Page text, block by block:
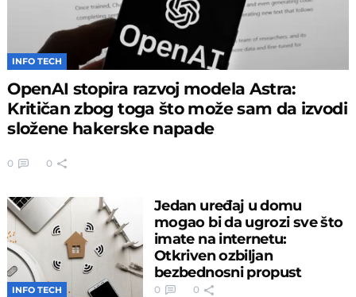
INFO TECH
OpenAI stopira razvoj modela Astra:
Kritičan zbog toga što može sam da izvodi
složene hakerske napade
0 0
INFO TECH
Jedan uređaj u domu
mogao bi da ugrozi sve što
imate na internetu:
Otkriven ozbiljan
bezbednosni propust
0 0